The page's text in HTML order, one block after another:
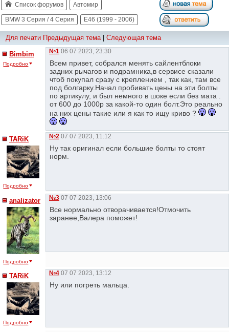
Список форумов Автомир
BMW 3 Серия / 4 Серия E46 (1999 - 2006)
Для печати Предыдущая тема| Следующая тема
Bimbim
Подробно
№1 06 07 2023, 23:30
Всем привет, собрался менять сайлентблоки
задних рычагов и подрамника,в сервисе сказали
чтоб покупал сразу с креплением , так как, там все
под болгарку.Начал пробивать цены на эти болты
по артикулу, и был немного в шоке если без мата .
от 600 до 1000р за какой-то один болт.Это реально
на них цены такие или я как то ищу криво ?
TARiK
Подробно
№2 07 07 2023, 11:12
Ну так оригинал если большие болты то стоят
норм.
analizator
Подробно
№3 07 07 2023, 13:06
Все нормально отворачивается!Отмочить
заранее,Валера поможет!
TARiK
Подробно
№4 07 07 2023, 13:12
Ну или погреть мальца.